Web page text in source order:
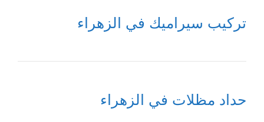
تركيب سيراميك في الزهراء
حداد مظلات في الزهراء